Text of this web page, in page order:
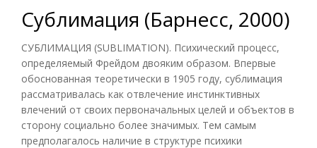
Сублимация (Барнесс, 2000)
СУБЛИМАЦИЯ (SUBLIMATION). Психический процесс,
определяемый Фрейдом двояким образом. Впервые
обоснованная теоретически в 1905 году, сублимация
рассматривалась как отвлечение инстинктивных
влечений от своих первоначальных целей и объектов в
сторону социально более значимых. Тем самым
предполагалось наличие в структуре психики